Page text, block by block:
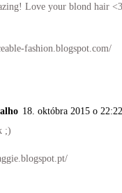
Love your blond hair <3
fashion.blogspot.com/
18. októbra 2015 o 22:22
;)